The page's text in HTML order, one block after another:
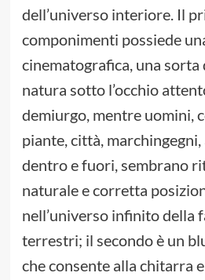
dell’universo interiore. Il
componimenti possiede
cinematografica, una sorta
natura sotto l’occhio
demiurgo, mentre uomini,
piante, città,
dentro e fuori, sembrano
naturale e corretta
nell’universo infinito della
terrestri; il secondo è un
che consente alla chitarra